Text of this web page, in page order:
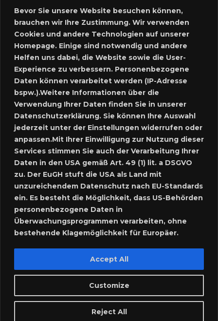
Bevor Sie unsere Website besuchen können,
brauchen wir Ihre Zustimmung. Wir verwenden
Cookies und andere Technologien auf unserer
Homepage. Einige sind notwendig und andere
Helfen uns dabei, die Website sowie die User-
Experience zu verbessern. Personenbezogene
Daten können verarbeitet werden (IP-Adresse
bspw.).Weitere Informationen über die
Verwendung Ihrer Daten finden Sie in unserer
Datenschutzerklärung. Sie können Ihre Auswahl
jederzeit unter der Einstellungen widerrufen oder
anpassen.Mit Ihrer Einwilligung zur Nutzung dieser
Services stimmen Sie auch der Verarbeitung Ihrer
Daten in den USA gemäß Art. 49 (1) lit. a DSGVO
zu. Der EuGH stuft die USA als Land mit
unzureichendem Datenschutz nach EU-Standards
ein. Es besteht die Möglichkeit, dass US-Behörden
personenbezogene Daten in
Überwachungsprogrammen verarbeiten, ohne
bestehende Klagemöglichkeit für Europäer.
Customize
Reject All
Accept All
Kontakt
Anmelden
Meine Inserate
Neues Inserat schalten
Marktplatz – Registrierung
SUCHE
SPRACHE:
Nutzungsbedingungen-Marktplatz
Datenschutzerklärung